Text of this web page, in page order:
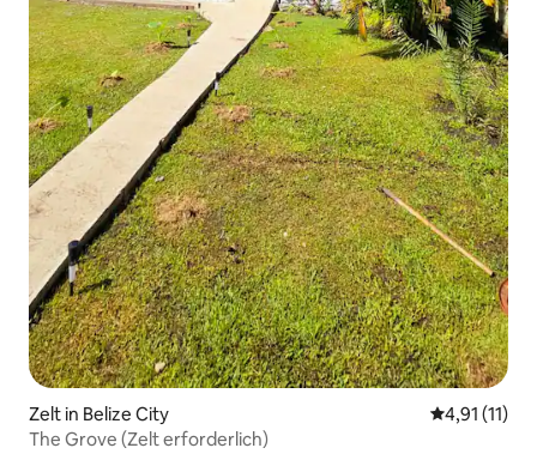
Zelt in Belize City
4,91 (11)
The Grove (Zelt erforderlich)